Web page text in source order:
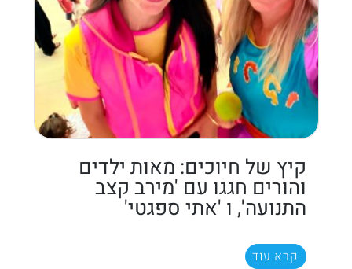
קיץ של חיוכים: מאות ילדים
והורים חגגו עם 'מירב קצב
התנועה', ו 'אתי ספגטי'
קרא עוד